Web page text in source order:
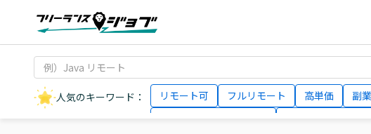
人気のキーワード： リモート可 フルリモート 高単価 副業